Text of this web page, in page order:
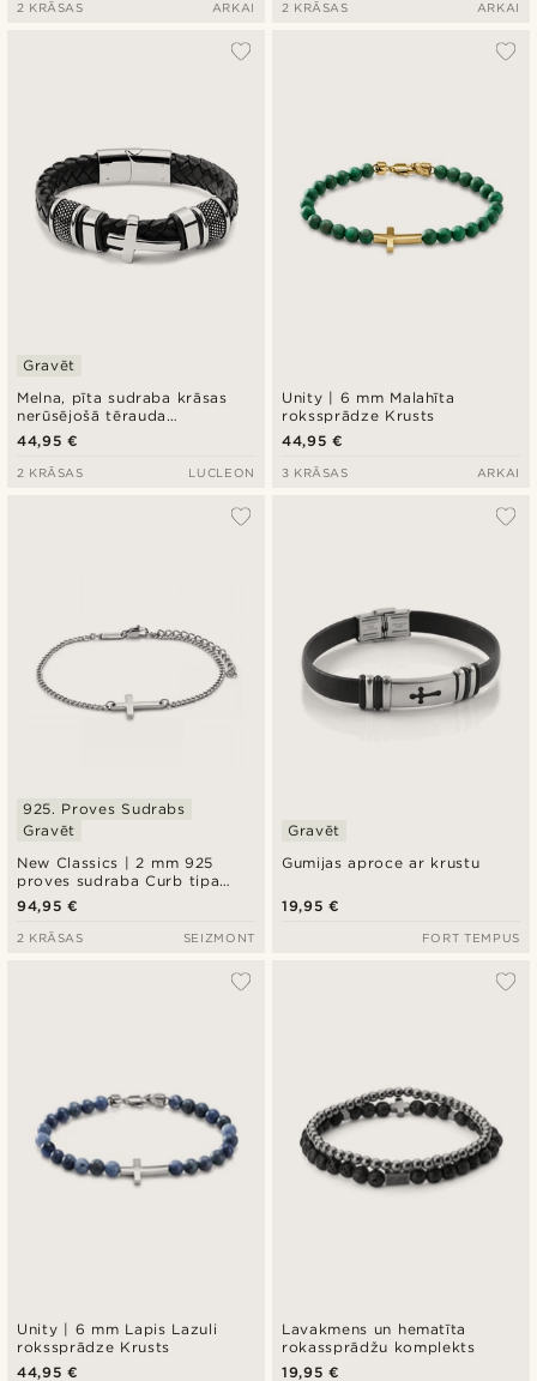
2 KRĀSAS ARKAI 2 KRĀSAS ARKAI
Melna, pīta sudraba krāsas
nerūsējošā tērauda
rokassprādze ar krustiņu
Gravēt
44,95 €
2 KRĀSAS LUCLEON
Unity | 6 mm Malahīta
rokssprādze Krusts
44,95 €
3 KRĀSAS ARKAI
New Classics | 2 mm 925
proves sudraba Curb tipa
ķēdītes aproce ar krustu
925. Proves Sudrabs
Gravēt
94,95 €
2 KRĀSAS SEIZMONT
Gumijas aproce ar krustu
Gravēt
19,95 €
FORT TEMPUS
Unity | 6 mm Lapis Lazuli
rokssprādze Krusts
44,95 €
Lavakmens un hematīta
rokassprādžu komplekts
19,95 €